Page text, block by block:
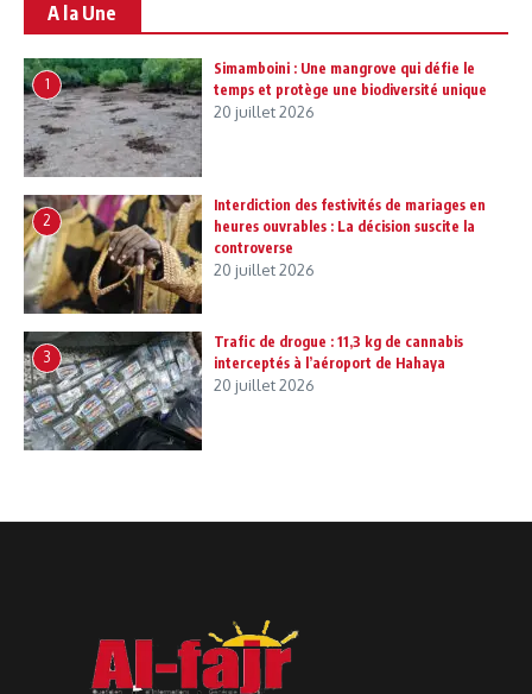
A la Une
1
Simamboini : Une mangrove qui défie le
temps et protège une biodiversité unique
20 juillet 2026
2
Interdiction des festivités de mariages en
heures ouvrables : La décision suscite la
controverse
20 juillet 2026
3
Trafic de drogue : 11,3 kg de cannabis
interceptés à l’aéroport de Hahaya
20 juillet 2026